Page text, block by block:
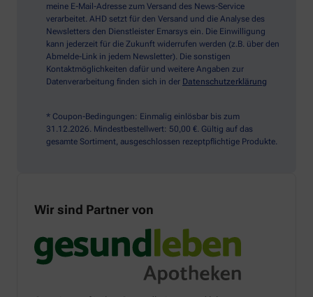
meine E-Mail-Adresse zum Versand des News-Service
verarbeitet. AHD setzt für den Versand und die Analyse des
Newsletters den Dienstleister Emarsys ein. Die Einwilligung
kann jederzeit für die Zukunft widerrufen werden (z.B. über den
Abmelde-Link in jedem Newsletter). Die sonstigen
Kontaktmöglichkeiten dafür und weitere Angaben zur
Datenverarbeitung finden sich in der Datenschutzerklärung
* Coupon-Bedingungen: Einmalig einlösbar bis zum
31.12.2026. Mindestbestellwert: 50,00 €. Gültig auf das
gesamte Sortiment, ausgeschlossen rezeptpflichtige Produkte.
Wir sind Partner von